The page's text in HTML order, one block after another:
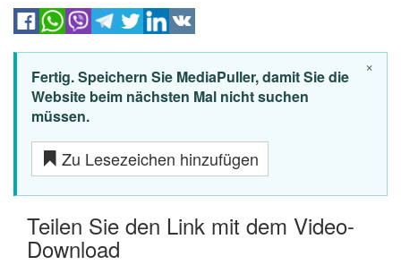
×
Fertig. Speichern Sie MediaPuller, damit Sie die
Website beim nächsten Mal nicht suchen
müssen.
Zu Lesezeichen hinzufügen
Teilen Sie den Link mit dem Video-
Download